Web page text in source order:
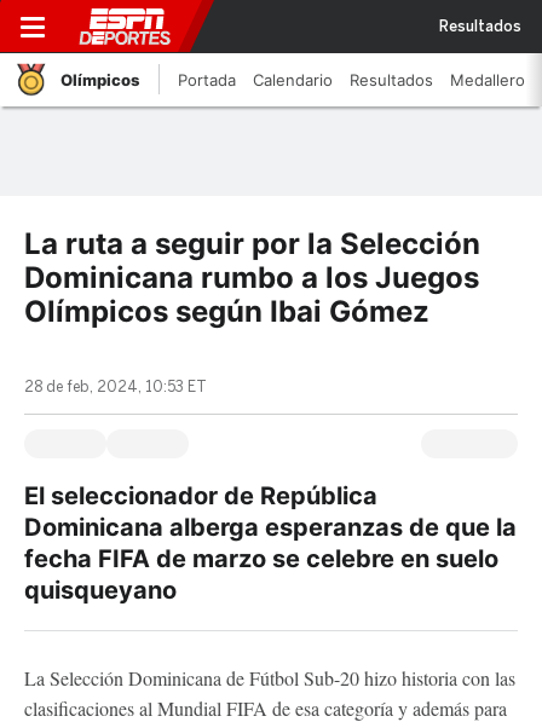
Resultados
Olímpicos Portada Calendario Resultados Medallero
La ruta a seguir por la Selección
Dominicana rumbo a los Juegos
Olímpicos según Ibai Gómez
28 de feb, 2024, 10:53 ET
El seleccionador de República
Dominicana alberga esperanzas de que la
fecha FIFA de marzo se celebre en suelo
quisqueyano
La Selección Dominicana de Fútbol Sub-20 hizo historia con las
clasificaciones al Mundial FIFA de esa categoría y además para